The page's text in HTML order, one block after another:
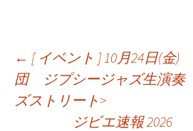
投
稿
← [ イベント ] 10月24日(金
団 ジプシージャズ生演奏
ズストリート>
ジビエ速報